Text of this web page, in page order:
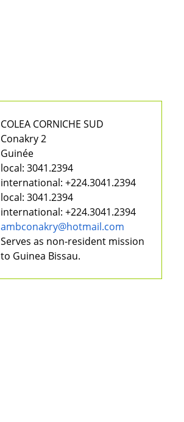
COLEA CORNICHE SUD
Conakry 2
Guinée
local: 3041.2394
international: +224.3041.2394
local: 3041.2394
international: +224.3041.2394
ambconakry@hotmail.com
Serves as non-resident mission
to Guinea Bissau.